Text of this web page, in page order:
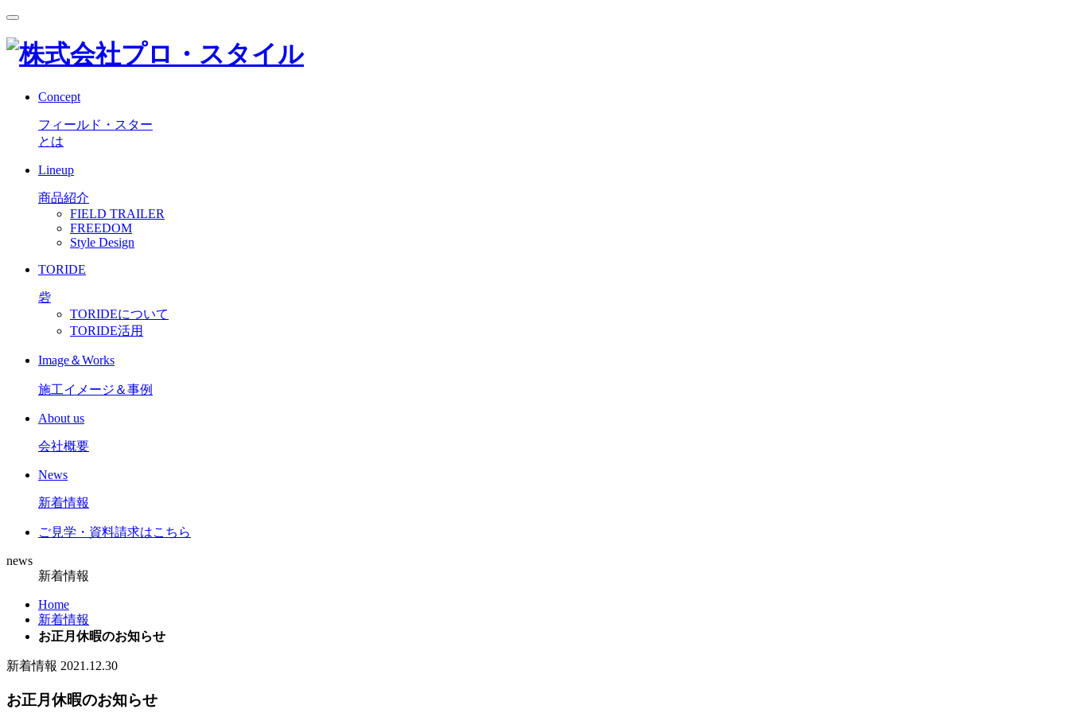
Concept
フィールド・スター
とは
Lineup
商品紹介
FIELD TRAILER
FREEDOM
Style Design
TORIDE
砦
TORIDEについて
TORIDE活用
Image＆Works
施工イメージ＆事例
About us
会社概要
News
新着情報
ご見学 ・ 資料請求はこちら
news
新着情報
Home
新着情報
お正月休暇のお知らせ
新着情報 2021.12.30
お正月休暇のお知らせ